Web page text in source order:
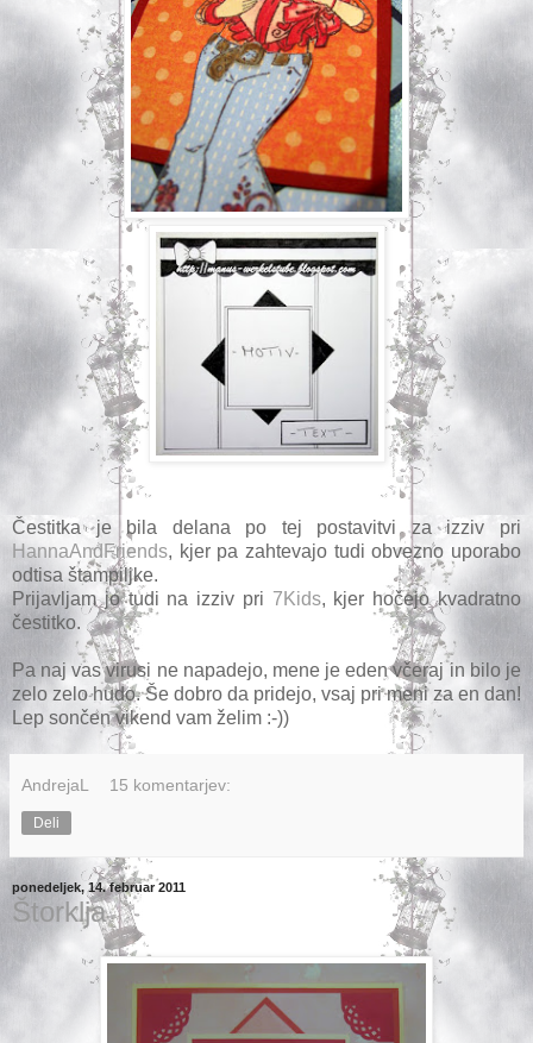
Čestitka je bila delana po tej postavitvi za izziv pri
HannaAndFriends, kjer pa zahtevajo tudi obvezno uporabo
odtisa štampiljke.
Prijavljam jo tudi na izziv pri 7Kids, kjer hočejo kvadratno
čestitko.
Pa naj vas virusi ne napadejo, mene je eden včeraj in bilo je
zelo zelo hudo. Še dobro da pridejo, vsaj pri meni za en dan!
Lep sončen vikend vam želim :-))
AndrejaL 15 komentarjev:
Deli
ponedeljek, 14. februar 2011
Štorklja